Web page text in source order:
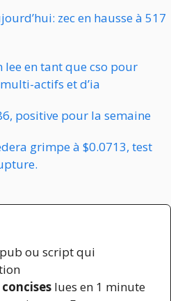
zec en hausse à 517
lee en tant que cso pour
actifs et d’ia
positive pour la semaine
grimpe à $0.0713, test
ou script qui
lues en 1 minute